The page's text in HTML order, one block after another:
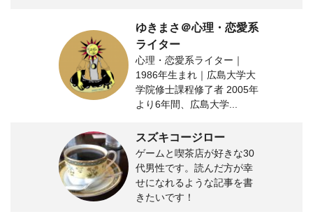
ゆきまさ＠心理・恋愛系
ライター
心理・恋愛系ライター｜
1986年生まれ｜広島大学大
学院修士課程修了者 2005年
より6年間、広島大学...
スズキコージロー
ゲームと喫茶店が好きな30
代男性です。読んだ方が幸
せになれるような記事を書
きたいです！